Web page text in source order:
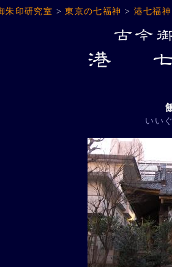
朱印研究室 >東京の七福神 > 港七福神
いい